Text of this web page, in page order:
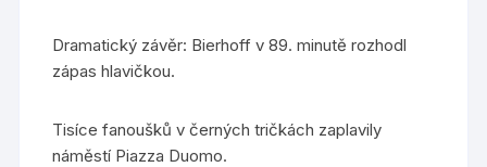
Dramatický závěr: Bierhoff v 89. minutě rozhodl
zápas hlavičkou.
Tisíce fanoušků v černých tričkách zaplavily
náměstí Piazza Duomo.